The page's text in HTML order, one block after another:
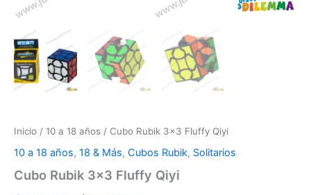
Inicio / 10 a 18 años / Cubo Rubik 3×3 Fluffy Qiyi
10 a 18 años, 18 & Más, Cubos Rubik, Solitarios
Cubo Rubik 3×3 Fluffy Qiyi